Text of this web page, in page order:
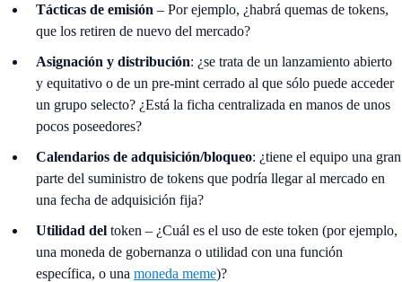
Tácticas de emisión – Por ejemplo, ¿habrá quemas de tokens,
que los retiren de nuevo del mercado?
Asignación y distribución: ¿se trata de un lanzamiento abierto
y equitativo o de un pre-mint cerrado al que sólo puede acceder
un grupo selecto? ¿Está la ficha centralizada en manos de unos
pocos poseedores?
Calendarios de adquisición/bloqueo: ¿tiene el equipo una gran
parte del suministro de tokens que podría llegar al mercado en
una fecha de adquisición fija?
Utilidad del token – ¿Cuál es el uso de este token (por ejemplo,
una moneda de gobernanza o utilidad con una función
específica, o una moneda meme)?